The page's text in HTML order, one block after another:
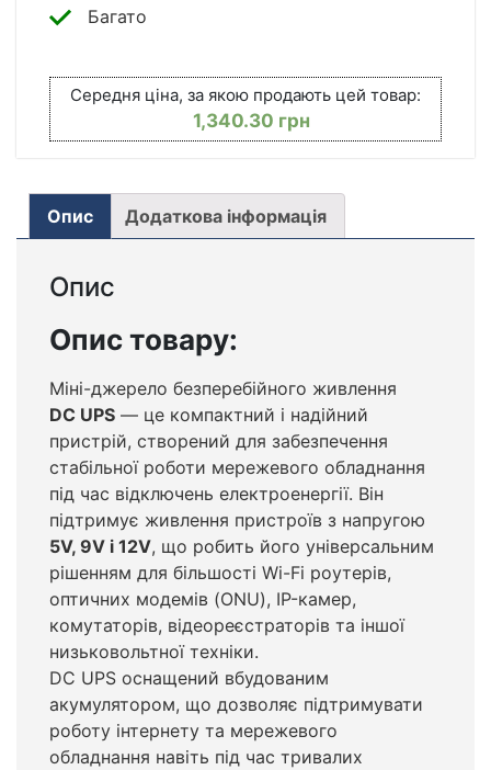
МНОГОФУНКЦИОНАЛЬНЫЙ
ПОРТАТИВНЫЙ
С
USB
И
КАБЕЛЯМИ
Багато
Середня ціна, за якою продають цей товар:
1,340.30 грн
Опис Додаткова інформація
Опис
Опис товару:
Міні-джерело безперебійного живлення
DC UPS — це компактний і надійний
пристрій, створений для забезпечення
стабільної роботи мережевого обладнання
під час відключень електроенергії. Він
підтримує живлення пристроїв з напругою
5V, 9V і 12V, що робить його універсальним
рішенням для більшості Wi-Fi роутерів,
оптичних модемів (ONU), IP-камер,
комутаторів, відеореєстраторів та іншої
низьковольтної техніки.
DC UPS оснащений вбудованим
акумулятором, що дозволяє підтримувати
роботу інтернету та мережевого
обладнання навіть під час тривалих